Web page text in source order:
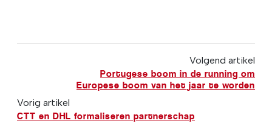
Volgend artikel
Portugese boom in de running om
Europese boom van het jaar te worden
Vorig artikel
CTT en DHL formaliseren partnerschap